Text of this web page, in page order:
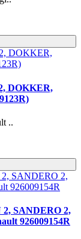
DOKKER,
..
SANDERO 2,
926009154R